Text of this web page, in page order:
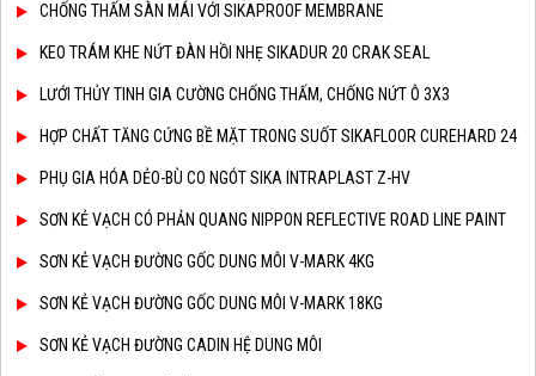
CHỐNG THẤM SÀN MÁI VỚI SIKAPROOF MEMBRANE
KEO TRÁM KHE NỨT ĐÀN HỒI NHẸ SIKADUR 20 CRAK SEAL
LƯỚI THỦY TINH GIA CƯỜNG CHỐNG THẤM, CHỐNG NỨT Ô 3X3
HỢP CHẤT TĂNG CỨNG BỀ MẶT TRONG SUỐT SIKAFLOOR CUREHARD 24
PHỤ GIA HÓA DẺO-BÙ CO NGÓT SIKA INTRAPLAST Z-HV
SƠN KẺ VẠCH CÓ PHẢN QUANG NIPPON REFLECTIVE ROAD LINE PAINT
SƠN KẺ VẠCH ĐƯỜNG GỐC DUNG MÔI V-MARK 4KG
SƠN KẺ VẠCH ĐƯỜNG GỐC DUNG MÔI V-MARK 18KG
SƠN KẺ VẠCH ĐƯỜNG CADIN HỆ DUNG MÔI